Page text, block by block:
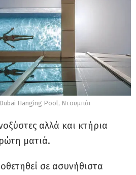
Hanging Pool, Ντουμπάι
αλλά και κτήρια
ματιά.
σε ασυνήθιστα